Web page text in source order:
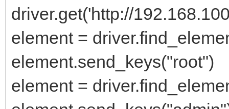
driver.get('http://
element =
element.send_keys("root")
element =